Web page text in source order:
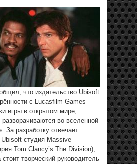
что издательство Ubisoft
с Lucasfilm Games
игры в открытом мире,
разворачиваются во вселенной
За разработку отвечает
студия Massive
Tom Clancy’s The Division),
творческий руководитель